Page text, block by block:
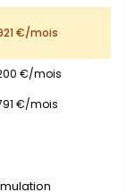
€/mois
€/mois
€/mois